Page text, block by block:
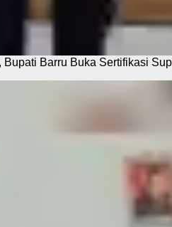
Bupati Barru Buka Sertifikasi